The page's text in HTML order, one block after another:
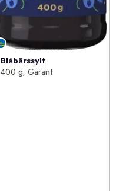
Blåbärssylt
400 g, Garant